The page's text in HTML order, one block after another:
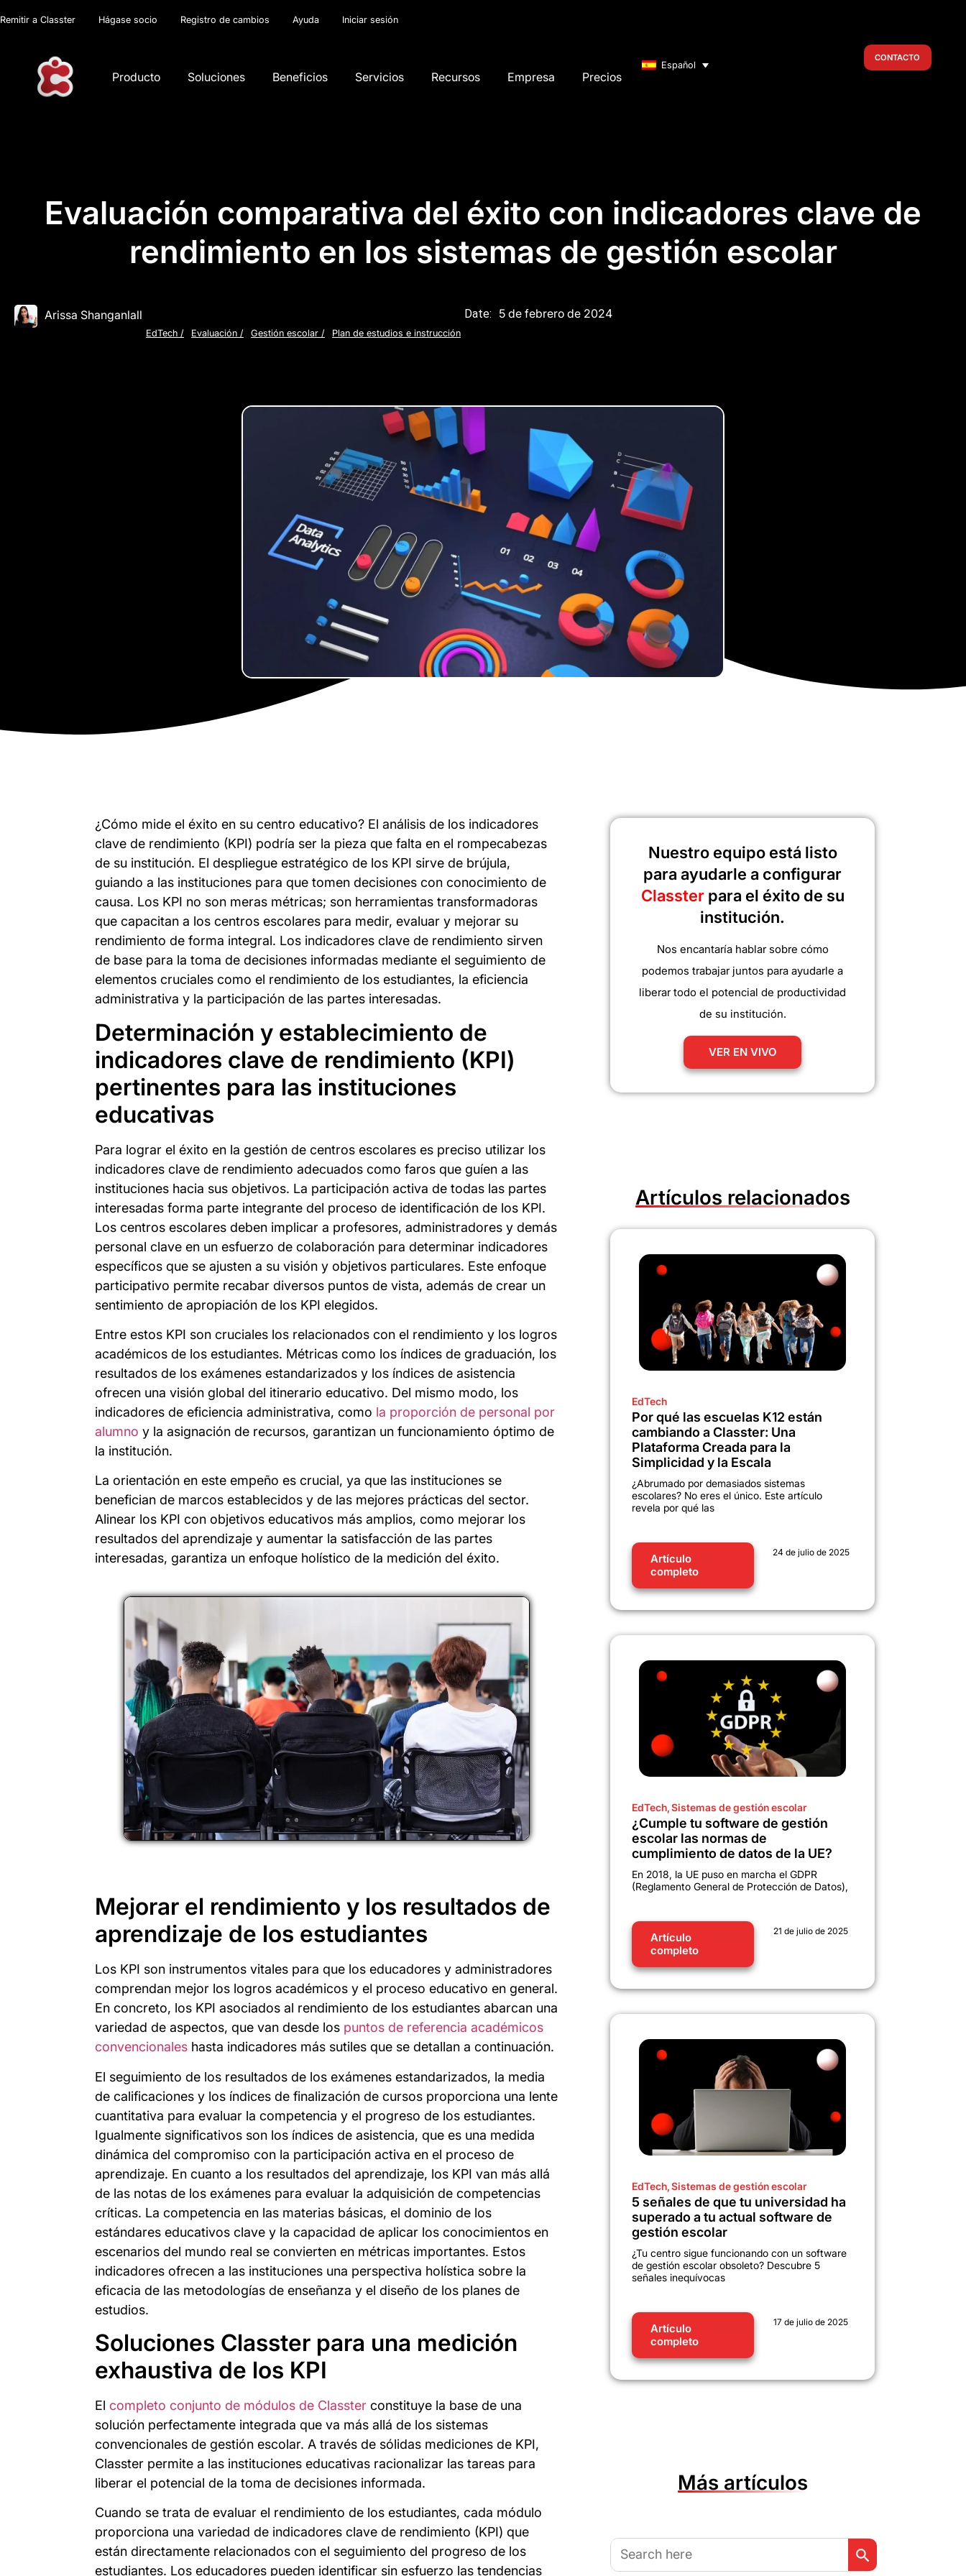
Remitir a Classter Hágase socio Registro de cambios Ayuda Iniciar sesión
Producto Soluciones Beneficios Servicios Recursos Empresa Precios
Español
CONTACTO
Evaluación comparativa del éxito con indicadores clave de
rendimiento en los sistemas de gestión escolar
Arissa Shanganlall
EdTech / Evaluación / Gestión escolar / Plan de estudios e instrucción
Date: 5 de febrero de 2024
¿Cómo mide el éxito en su centro educativo? El análisis de los indicadores
clave de rendimiento (KPI) podría ser la pieza que falta en el rompecabezas
de su institución. El despliegue estratégico de los KPI sirve de brújula,
guiando a las instituciones para que tomen decisiones con conocimiento de
causa. Los KPI no son meras métricas; son herramientas transformadoras
que capacitan a los centros escolares para medir, evaluar y mejorar su
rendimiento de forma integral. Los indicadores clave de rendimiento sirven
de base para la toma de decisiones informadas mediante el seguimiento de
elementos cruciales como el rendimiento de los estudiantes, la eficiencia
administrativa y la participación de las partes interesadas.
Determinación y establecimiento de
indicadores clave de rendimiento (KPI)
pertinentes para las instituciones
educativas
Para lograr el éxito en la gestión de centros escolares es preciso utilizar los
indicadores clave de rendimiento adecuados como faros que guíen a las
instituciones hacia sus objetivos. La participación activa de todas las partes
interesadas forma parte integrante del proceso de identificación de los KPI.
Los centros escolares deben implicar a profesores, administradores y demás
personal clave en un esfuerzo de colaboración para determinar indicadores
específicos que se ajusten a su visión y objetivos particulares. Este enfoque
participativo permite recabar diversos puntos de vista, además de crear un
sentimiento de apropiación de los KPI elegidos.
Entre estos KPI son cruciales los relacionados con el rendimiento y los logros
académicos de los estudiantes. Métricas como los índices de graduación, los
resultados de los exámenes estandarizados y los índices de asistencia
ofrecen una visión global del itinerario educativo. Del mismo modo, los
indicadores de eficiencia administrativa, como la proporción de personal por
alumno y la asignación de recursos, garantizan un funcionamiento óptimo de
la institución.
La orientación en este empeño es crucial, ya que las instituciones se
benefician de marcos establecidos y de las mejores prácticas del sector.
Alinear los KPI con objetivos educativos más amplios, como mejorar los
resultados del aprendizaje y aumentar la satisfacción de las partes
interesadas, garantiza un enfoque holístico de la medición del éxito.
Mejorar el rendimiento y los resultados de
aprendizaje de los estudiantes
Los KPI son instrumentos vitales para que los educadores y administradores
comprendan mejor los logros académicos y el proceso educativo en general.
En concreto, los KPI asociados al rendimiento de los estudiantes abarcan una
variedad de aspectos, que van desde los puntos de referencia académicos
convencionales hasta indicadores más sutiles que se detallan a continuación.
El seguimiento de los resultados de los exámenes estandarizados, la media
de calificaciones y los índices de finalización de cursos proporciona una lente
cuantitativa para evaluar la competencia y el progreso de los estudiantes.
Igualmente significativos son los índices de asistencia, que es una medida
dinámica del compromiso con la participación activa en el proceso de
aprendizaje. En cuanto a los resultados del aprendizaje, los KPI van más allá
de las notas de los exámenes para evaluar la adquisición de competencias
críticas. La competencia en las materias básicas, el dominio de los
estándares educativos clave y la capacidad de aplicar los conocimientos en
escenarios del mundo real se convierten en métricas importantes. Estos
indicadores ofrecen a las instituciones una perspectiva holística sobre la
eficacia de las metodologías de enseñanza y el diseño de los planes de
estudios.
Soluciones Classter para una medición
exhaustiva de los KPI
El completo conjunto de módulos de Classter constituye la base de una
solución perfectamente integrada que va más allá de los sistemas
convencionales de gestión escolar. A través de sólidas mediciones de KPI,
Classter permite a las instituciones educativas racionalizar las tareas para
liberar el potencial de la toma de decisiones informada.
Cuando se trata de evaluar el rendimiento de los estudiantes, cada módulo
proporciona una variedad de indicadores clave de rendimiento (KPI) que
están directamente relacionados con el seguimiento del progreso de los
estudiantes. Los educadores pueden identificar sin esfuerzo las tendencias
Nuestro equipo está listo
para ayudarle a configurar
Classter para el éxito de su
institución.
Nos encantaría hablar sobre cómo
podemos trabajar juntos para ayudarle a
liberar todo el potencial de productividad
de su institución.
VER EN VIVO
Artículos relacionados
EdTech
Por qué las escuelas K12 están
cambiando a Classter: Una
Plataforma Creada para la
Simplicidad y la Escala
¿Abrumado por demasiados sistemas
escolares? No eres el único. Este artículo
revela por qué las
Artículo
completo
24 de julio de 2025
EdTech,Sistemas de gestión escolar
¿Cumple tu software de gestión
escolar las normas de
cumplimiento de datos de la UE?
En 2018, la UE puso en marcha el GDPR
(Reglamento General de Protección de Datos),
Artículo
completo
21 de julio de 2025
EdTech,Sistemas de gestión escolar
5 señales de que tu universidad ha
superado a tu actual software de
gestión escolar
¿Tu centro sigue funcionando con un software
de gestión escolar obsoleto? Descubre 5
señales inequívocas
Artículo
completo
17 de julio de 2025
Más artículos
Buscar: Botón de búsqueda